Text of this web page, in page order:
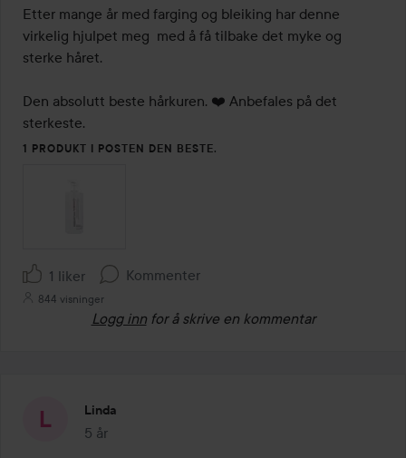
av
5
Etter mange år med farging og bleiking har denne
virkelig hjulpet meg  med å få tilbake det myke og
sterke håret.
Den absolutt beste hårkuren. ❤️ Anbefales på det
sterkeste.
1 PRODUKT I POSTEN DEN BESTE.
1 liker Kommenter
844 visninger
Logg inn for å skrive en kommentar
Linda
5 år
Innlegget ble opprettet 5 år